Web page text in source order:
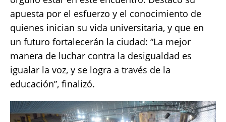
apuesta por el esfuerzo y el conocimiento de
quienes inician su vida universitaria, y que en
un futuro fortalecerán la ciudad: “La mejor
manera de luchar contra la desigualdad es
igualar la voz, y se logra a través de la
educación”, finalizó.